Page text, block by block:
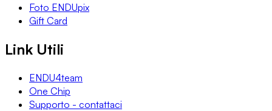
Foto ENDUpix
Gift Card
Link Utili
ENDU4team
One Chip
Supporto - contattaci